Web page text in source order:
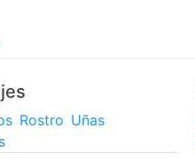
Rostro Uñas